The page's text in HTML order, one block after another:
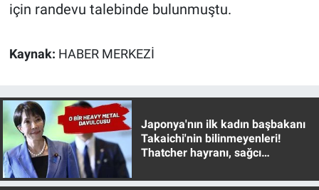
için randevu talebinde bulunmuştu.
Kaynak: HABER MERKEZİ
Japonya'nın ilk kadın başbakanı
Takaichi'nin bilinmeyenleri!
Thatcher hayranı, sağcı